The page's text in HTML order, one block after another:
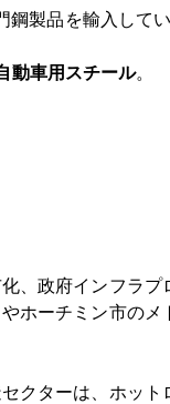
製品を輸入してい
動車用スチール。
政府インフラプ
ホーチミン市の
クターは、ホッ